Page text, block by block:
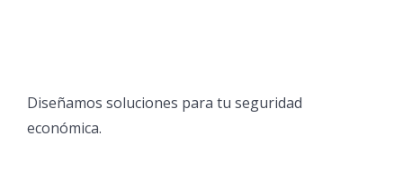
Diseñamos soluciones para tu seguridad
económica.